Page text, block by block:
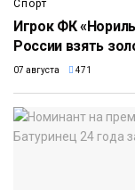
Спорт
Игрок ФК
России взять
07 августа 471